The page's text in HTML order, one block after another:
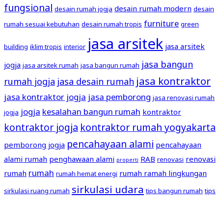
fungsional desain rumah jogja desain rumah modern desain
rumah sesuai kebutuhan desain rumah tropis furniture green
building iklim tropis interior jasa arsitek jasa arsitek
jogja jasa arsitek rumah jasa bangun rumah jasa bangun
rumah jogja jasa desain rumah jasa kontraktor
jasa kontraktor jogja jasa pemborong jasa renovasi rumah
jogja jogja kesalahan bangun rumah kontraktor
kontraktor jogja kontraktor rumah yogyakarta
pemborong jogja pencahayaan alami pencahayaan
alami rumah penghawaan alami properti RAB renovasi renovasi
rumah rumah rumah hemat energi rumah ramah lingkungan
sirkulasi ruang rumah sirkulasi udara tips bangun rumah tips